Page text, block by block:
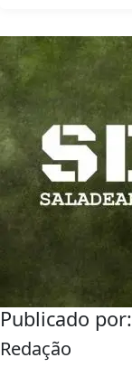
Publicado por:
Redação